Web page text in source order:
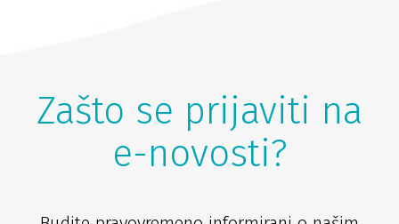
Zašto se prijaviti na
e-novosti?